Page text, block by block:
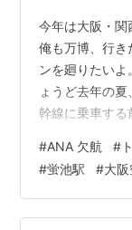
今年は大阪・関
俺も万博、行き
ンを廻りたい
ょうど去年の
幹線に乗車する
は、新大阪駅に
が重なり、来る
え・・・マジ
間に欠航？出
#ANA 欠航 #
#蛍池駅 #大